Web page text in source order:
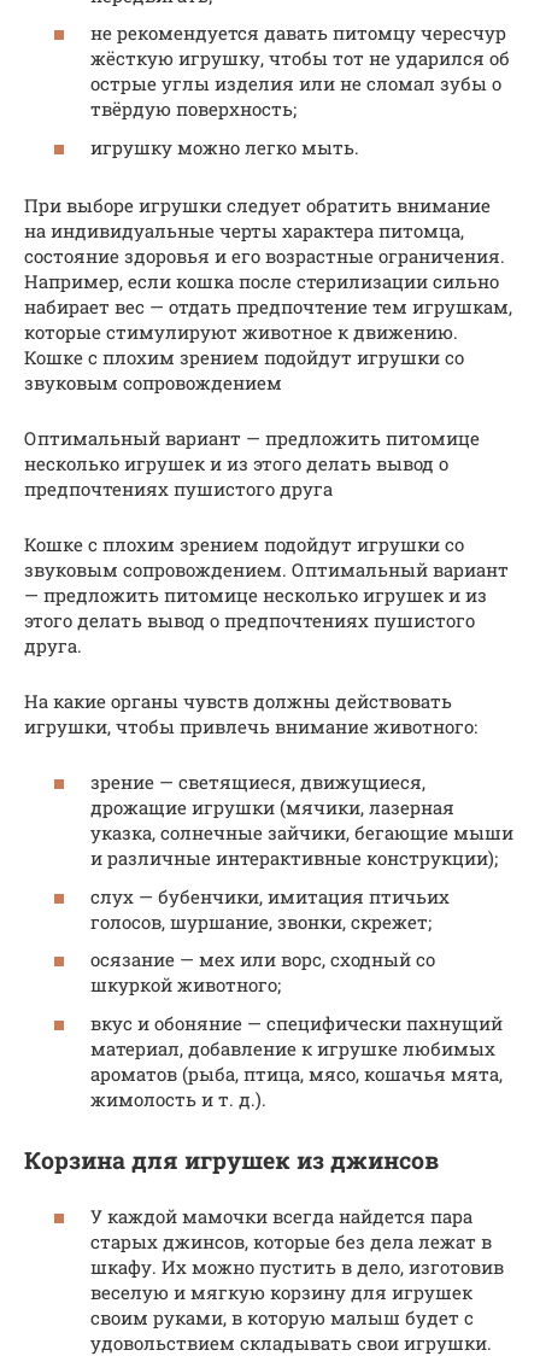
не рекомендуется давать питомцу чересчур
жёсткую игрушку, чтобы тот не ударился об
острые углы изделия или не сломал зубы о
твёрдую поверхность;
игрушку можно легко мыть.
При выборе игрушки следует обратить внимание
на индивидуальные черты характера питомца,
состояние здоровья и его возрастные ограничения.
Например, если кошка после стерилизации сильно
набирает вес — отдать предпочтение тем игрушкам,
которые стимулируют животное к движению.
Кошке с плохим зрением подойдут игрушки со
звуковым сопровождением
Оптимальный вариант — предложить питомице
несколько игрушек и из этого делать вывод о
предпочтениях пушистого друга
Кошке с плохим зрением подойдут игрушки со
звуковым сопровождением. Оптимальный вариант
— предложить питомице несколько игрушек и из
этого делать вывод о предпочтениях пушистого
друга.
На какие органы чувств должны действовать
игрушки, чтобы привлечь внимание животного:
зрение — светящиеся, движущиеся,
дрожащие игрушки (мячики, лазерная
указка, солнечные зайчики, бегающие мыши
и различные интерактивные конструкции);
слух — бубенчики, имитация птичьих
голосов, шуршание, звонки, скрежет;
осязание — мех или ворс, сходный со
шкуркой животного;
вкус и обоняние — специфически пахнущий
материал, добавление к игрушке любимых
ароматов (рыба, птица, мясо, кошачья мята,
жимолость и т. д.).
Корзина для игрушек из джинсов
У каждой мамочки всегда найдется пара
старых джинсов, которые без дела лежат в
шкафу. Их можно пустить в дело, изготовив
веселую и мягкую корзину для игрушек
своим руками, в которую малыш будет с
удовольствием складывать свои игрушки.